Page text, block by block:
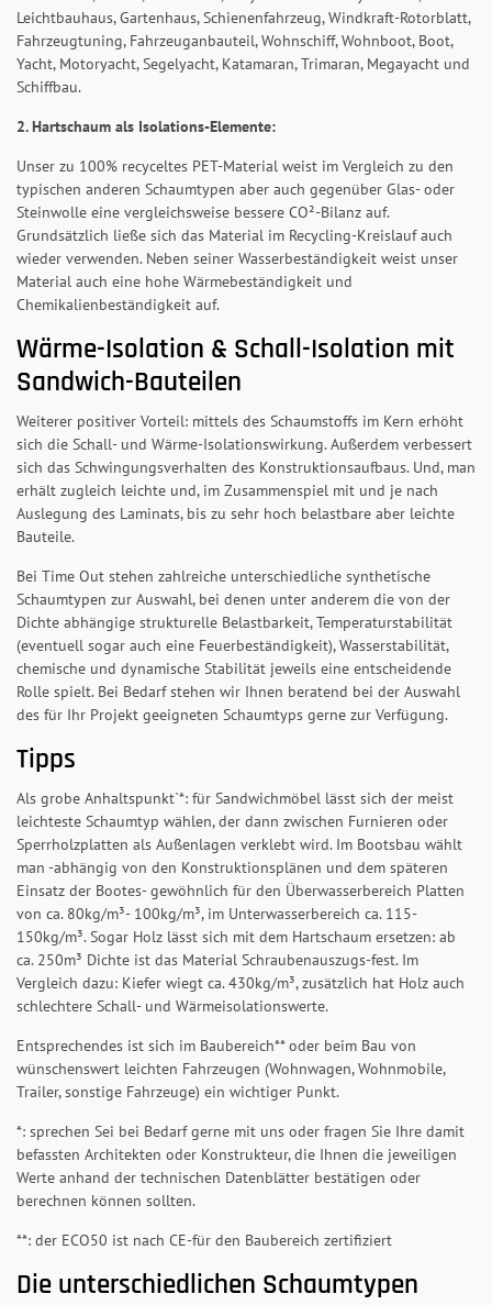
Leichtbauhaus, Gartenhaus, Schienenfahrzeug, Windkraft-Rotorblatt,
Fahrzeugtuning, Fahrzeuganbauteil, Wohnschiff, Wohnboot, Boot,
Yacht, Motoryacht, Segelyacht, Katamaran, Trimaran, Megayacht und
Schiffbau.
2. Hartschaum als Isolations-Elemente:
Unser zu 100% recyceltes PET-Material weist im Vergleich zu den
typischen anderen Schaumtypen aber auch gegenüber Glas- oder
Steinwolle eine vergleichsweise bessere CO²-Bilanz auf.
Grundsätzlich ließe sich das Material im Recycling-Kreislauf auch
wieder verwenden. Neben seiner Wasserbeständigkeit weist unser
Material auch eine hohe Wärmebeständigkeit und
Chemikalienbeständigkeit auf.
Wärme-Isolation & Schall-Isolation mit
Sandwich-Bauteilen
Weiterer positiver Vorteil: mittels des Schaumstoffs im Kern erhöht
sich die Schall- und Wärme-Isolationswirkung. Außerdem verbessert
sich das Schwingungsverhalten des Konstruktionsaufbaus. Und, man
erhält zugleich leichte und, im Zusammenspiel mit und je nach
Auslegung des Laminats, bis zu sehr hoch belastbare aber leichte
Bauteile.
Bei Time Out stehen zahlreiche unterschiedliche synthetische
Schaumtypen zur Auswahl, bei denen unter anderem die von der
Dichte abhängige strukturelle Belastbarkeit, Temperaturstabilität
(eventuell sogar auch eine Feuerbeständigkeit), Wasserstabilität,
chemische und dynamische Stabilität jeweils eine entscheidende
Rolle spielt. Bei Bedarf stehen wir Ihnen beratend bei der Auswahl
des für Ihr Projekt geeigneten Schaumtyps gerne zur Verfügung.
Tipps
Als grobe Anhaltspunkt`*: für Sandwichmöbel lässt sich der meist
leichteste Schaumtyp wählen, der dann zwischen Furnieren oder
Sperrholzplatten als Außenlagen verklebt wird. Im Bootsbau wählt
man -abhängig von den Konstruktionsplänen und dem späteren
Einsatz der Bootes- gewöhnlich für den Überwasserbereich Platten
von ca. 80kg/m³- 100kg/m³, im Unterwasserbereich ca. 115-
150kg/m³. Sogar Holz lässt sich mit dem Hartschaum ersetzen: ab
ca. 250m³ Dichte ist das Material Schraubenauszugs-fest. Im
Vergleich dazu: Kiefer wiegt ca. 430kg/m³, zusätzlich hat Holz auch
schlechtere Schall- und Wärmeisolationswerte.
Entsprechendes ist sich im Baubereich** oder beim Bau von
wünschenswert leichten Fahrzeugen (Wohnwagen, Wohnmobile,
Trailer, sonstige Fahrzeuge) ein wichtiger Punkt.
*: sprechen Sei bei Bedarf gerne mit uns oder fragen Sie Ihre damit
befassten Architekten oder Konstrukteur, die Ihnen die jeweiligen
Werte anhand der technischen Datenblätter bestätigen oder
berechnen können sollten.
**: der ECO50 ist nach CE-für den Baubereich zertifiziert
Die unterschiedlichen Schaumtypen